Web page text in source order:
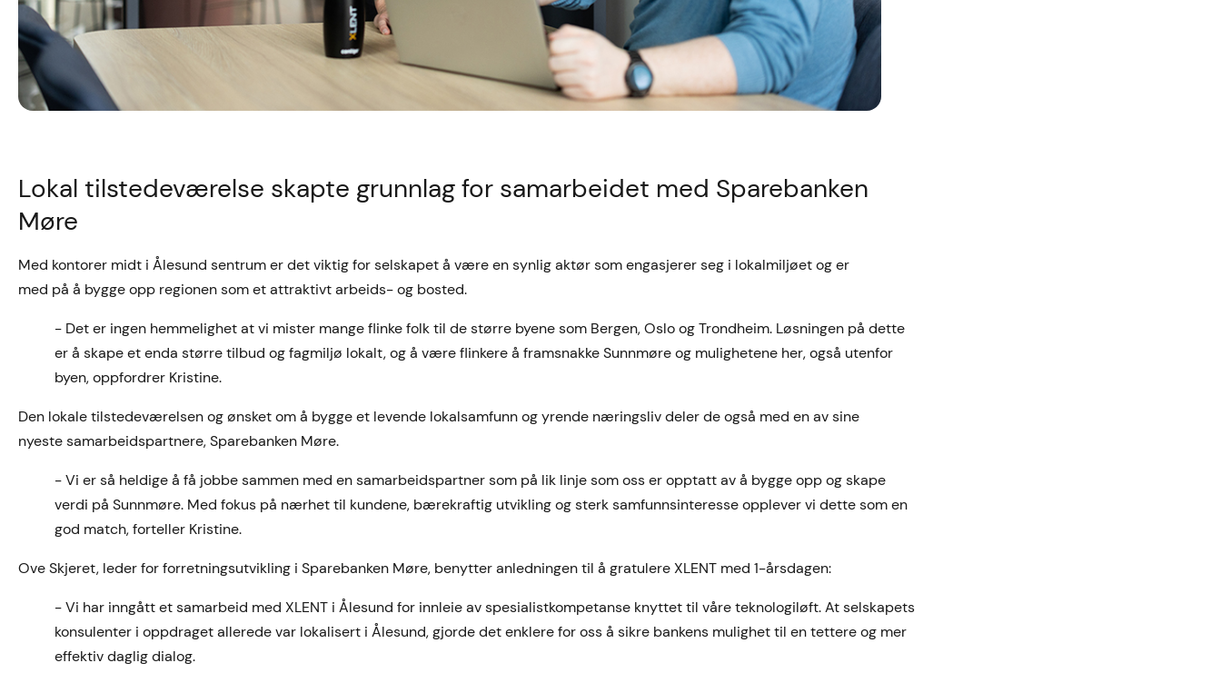
Lokal tilstedeværelse skapte grunnlag for samarbeidet med Sparebanken
Møre
Med kontorer midt i Ålesund sentrum er det viktig for selskapet å være en synlig aktør som engasjerer seg i lokalmiljøet og er
med på å bygge opp regionen som et attraktivt arbeids- og bosted.
- Det er ingen hemmelighet at vi mister mange flinke folk til de større byene som Bergen, Oslo og Trondheim. Løsningen på dette
er å skape et enda større tilbud og fagmiljø lokalt, og å være flinkere å framsnakke Sunnmøre og mulighetene her, også utenfor
byen, oppfordrer Kristine.
Den lokale tilstedeværelsen og ønsket om å bygge et levende lokalsamfunn og yrende næringsliv deler de også med en av sine
nyeste samarbeidspartnere, Sparebanken Møre.
- Vi er så heldige å få jobbe sammen med en samarbeidspartner som på lik linje som oss er opptatt av å bygge opp og skape
verdi på Sunnmøre. Med fokus på nærhet til kundene, bærekraftig utvikling og sterk samfunnsinteresse opplever vi dette som en
god match, forteller Kristine.
Ove Skjeret, leder for forretningsutvikling i Sparebanken Møre, benytter anledningen til å gratulere XLENT med 1-årsdagen:
- Vi har inngått et samarbeid med XLENT i Ålesund for innleie av spesialistkompetanse knyttet til våre teknologiløft. At selskapets
konsulenter i oppdraget allerede var lokalisert i Ålesund, gjorde det enklere for oss å sikre bankens mulighet til en tettere og mer
effektiv daglig dialog.